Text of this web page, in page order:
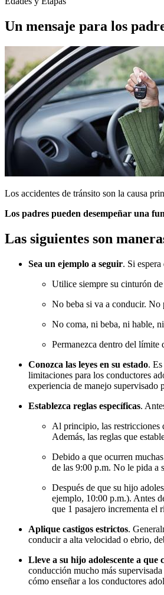
Un mensaje para los
Los accidentes de tránsito son la causa
Los padres pueden desempeñar una
Las siguientes son
Sea un ejemplo a seguir. Si
Utilice siempre su cinturón
No beba si va a conducir. No
No coma, ni beba, ni hable,
Permanezca dentro del límite
Conozca las leyes en su estado.
limitaciones para los conductores
experiencia de manejo supervisado
Establezca reglas específicas.
Al principio, las restricciones
Además, las reglas que
Debido a que ocurren
de las 9:00 p.m. No le pida a
Después de que su hijo
ejemplo, 10:00 p.m.). Antes
que 1 pasajero incrementa el
Aplique castigos estrictos.
conducir a alta velocidad o ebrio,
Lleve a su hijo adolescente a que
conducción mucho más
cómo enseñar a los conductores